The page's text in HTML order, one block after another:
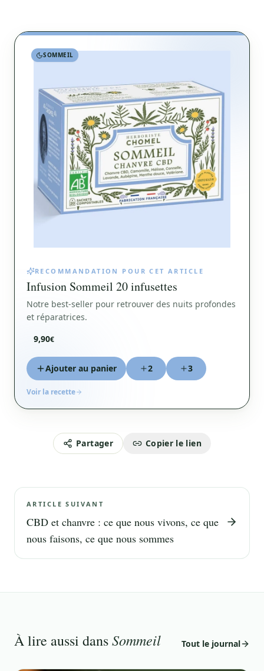
SOMMEIL
RECOMMANDATION POUR CET ARTICLE
Infusion Sommeil 20 infusettes
Notre best-seller pour retrouver des nuits profondes
et réparatrices.
9,90€
Ajouter au panier 2 3
Voir la recette
Partager Copier le lien
ARTICLE SUIVANT
CBD et chanvre : ce que nous vivons, ce que
nous faisons, ce que nous sommes
À lire aussi dansSommeil Tout le journal